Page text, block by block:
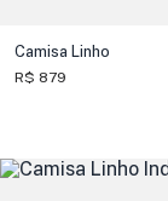
Camisa Linho
R$ 879